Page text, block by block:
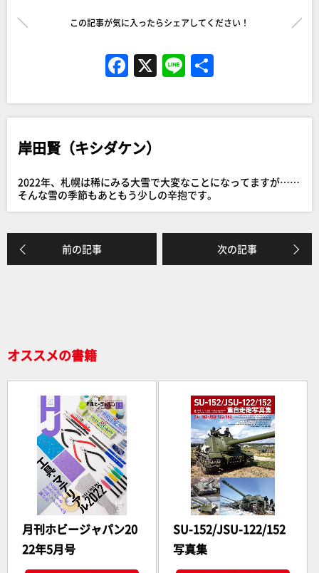
この記事が気に入ったらシェアしてください！
F
a
c
e
b
o
o
k
X Li
n
e
岸田賢（キシダケン）
2022年、札幌は稀にみる大雪で大変なことになってますが……
そんな雪の季節もあともう少しの辛抱です。
前の記事 次の記事
オススメの書籍
月刊ホビージャパン20
22年5月号
SU-152/JSU-122/152
写真集